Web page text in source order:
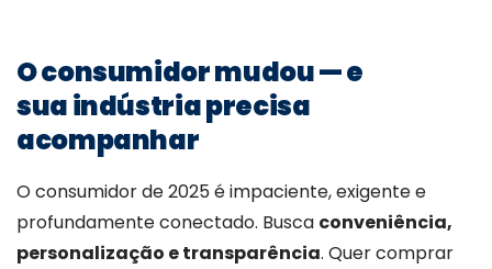
O consumidor mudou — e
sua indústria precisa
acompanhar
O consumidor de 2025 é impaciente, exigente e
profundamente conectado. Busca conveniência,
personalização e transparência. Quer comprar